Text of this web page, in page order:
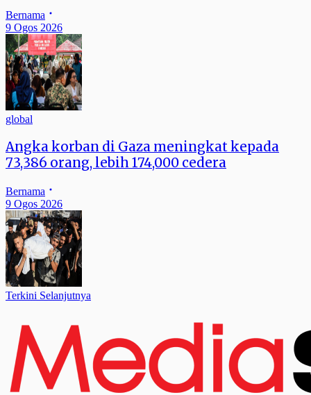
Bernama
9 Ogos 2026
global
Angka korban di Gaza meningkat kepada
73,386 orang, lebih 174,000 cedera
Bernama
9 Ogos 2026
Terkini Selanjutnya